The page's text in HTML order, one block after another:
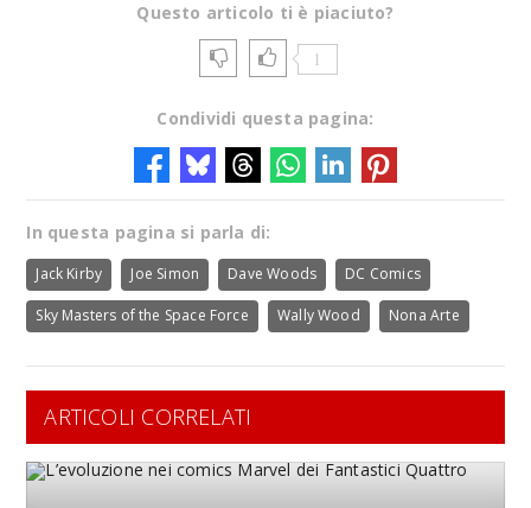
Questo articolo ti è piaciuto?
1
Condividi questa pagina:
In questa pagina si parla di:
Jack Kirby Joe Simon Dave Woods DC Comics
Sky Masters of the Space Force Wally Wood Nona Arte
ARTICOLI CORRELATI